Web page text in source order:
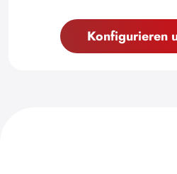
Konfigurieren